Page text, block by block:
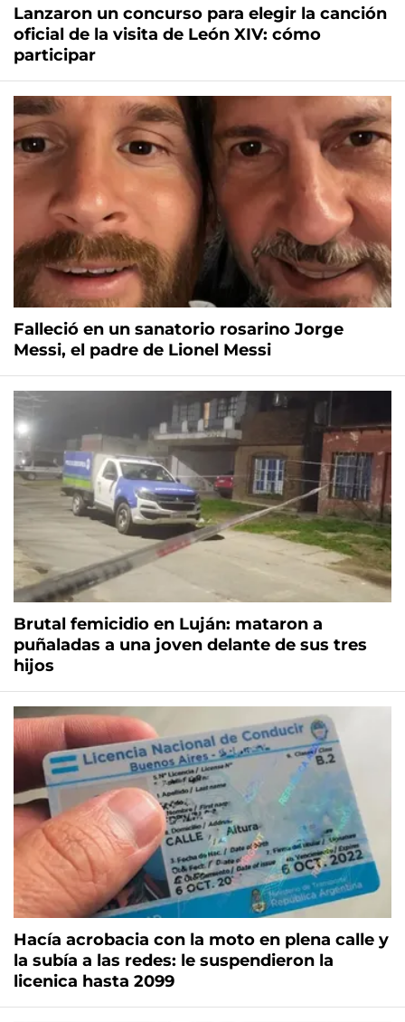
Lanzaron un concurso para elegir la canción
oficial de la visita de León XIV: cómo
participar
Falleció en un sanatorio rosarino Jorge
Messi, el padre de Lionel Messi
Brutal femicidio en Luján: mataron a
puñaladas a una joven delante de sus tres
hijos
Hacía acrobacia con la moto en plena calle y
la subía a las redes: le suspendieron la
licenica hasta 2099